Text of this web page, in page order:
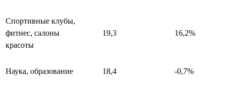
Спортивные клубы,
фитнес, салоны
красоты
19,3 16,2%
Наука, образование 18,4 -0,7%